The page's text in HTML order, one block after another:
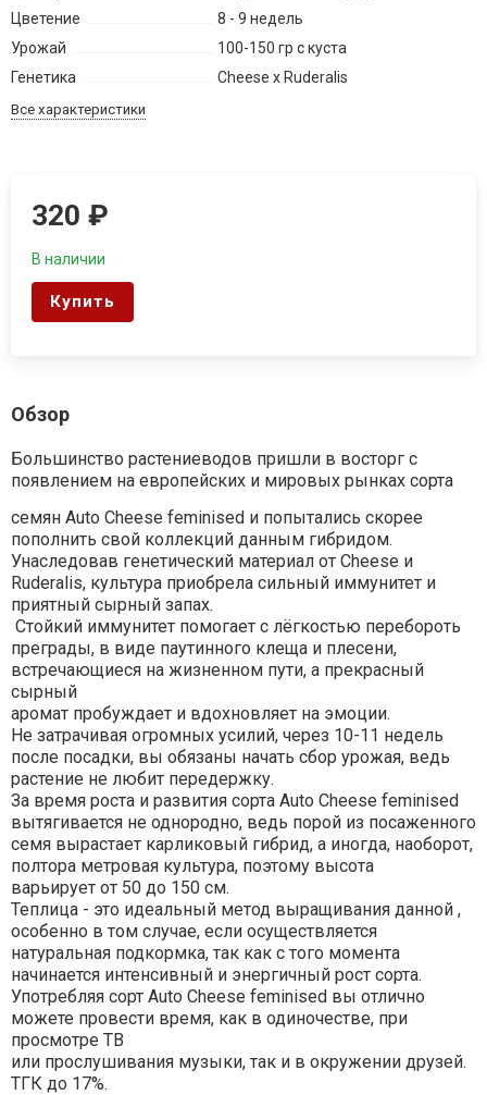
Цветение
8 - 9 недель
Урожай
100-150 гр с куста
Генетика
Cheese x Ruderalis
Все характеристики
320₽
В наличии
Купить
Обзор
Большинство растениеводов пришли в восторг с
появлением на европейских и мировых рынках сорта
семян Auto Cheese feminised и попытались скорее
пополнить свой коллекций данным гибридом.
Унаследовав генетический материал от Cheese и
Ruderalis, культура приобрела сильный иммунитет и
приятный сырный запах.
Стойкий иммунитет помогает с лёгкостью перебороть
преграды, в виде паутинного клеща и плесени,
встречающиеся на жизненном пути, а прекрасный
сырный
аромат пробуждает и вдохновляет на эмоции.
Не затрачивая огромных усилий, через 10-11 недель
после посадки, вы обязаны начать сбор урожая, ведь
растение не любит передержку.
За время роста и развития сорта Auto Cheese feminised
вытягивается не однородно, ведь порой из посаженного
семя вырастает карликовый гибрид, а иногда, наоборот,
полтора метровая культура, поэтому высота
варьирует от 50 до 150 см.
Теплица - это идеальный метод выращивания данной ,
особенно в том случае, если осуществляется
натуральная подкормка, так как с того момента
начинается интенсивный и энергичный рост сорта.
Употребляя сорт Auto Cheese feminised вы отлично
можете провести время, как в одиночестве, при
просмотре ТВ
или прослушивания музыки, так и в окружении друзей.
ТГК до 17%.